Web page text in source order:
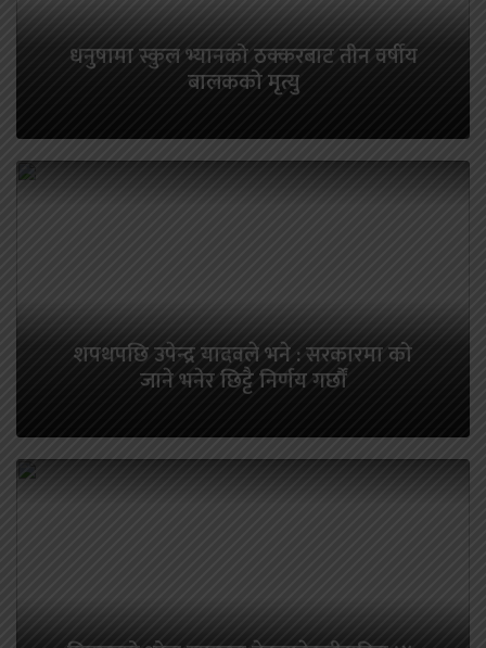
धनुषामा स्कुल भ्यानको ठक्करबाट तीन वर्षीय
बालकको मृत्यु
शपथपछि उपेन्द्र यादवले भने : सरकारमा को
जाने भनेर छिट्टै निर्णय गर्छौं